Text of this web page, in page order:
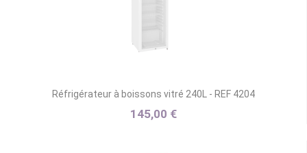
Réfrigérateur à boissons vitré 240L - REF 4204
145,00 €